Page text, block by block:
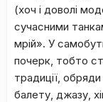
(хоч і доволі
сучасними
мрій». У
почерк, тобто
традиції,
балету, джазу,